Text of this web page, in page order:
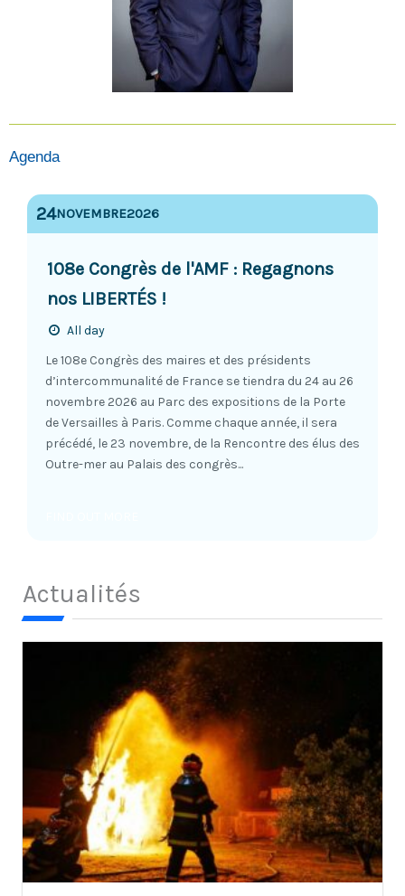
Agenda
24NOVEMBRE2026
108e Congrès de l'AMF : Regagnons
nos LIBERTÉS !
All day
Le 108e Congrès des maires et des présidents
d’intercommunalité de France se tiendra du 24 au 26
novembre 2026 au Parc des expositions de la Porte
de Versailles à Paris. Comme chaque année, il sera
précédé, le 23 novembre, de la Rencontre des élus des
Outre-mer au Palais des congrès...
Actualités